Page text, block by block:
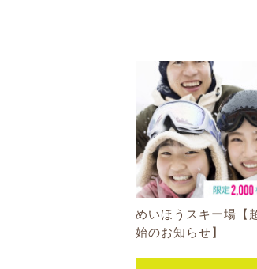
めいほうスキー場【
始のお知らせ】